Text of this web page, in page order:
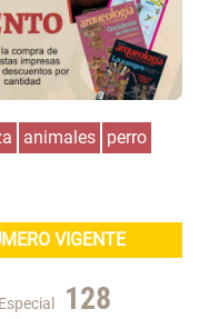
animales perro
VIGENTE
Especial 128